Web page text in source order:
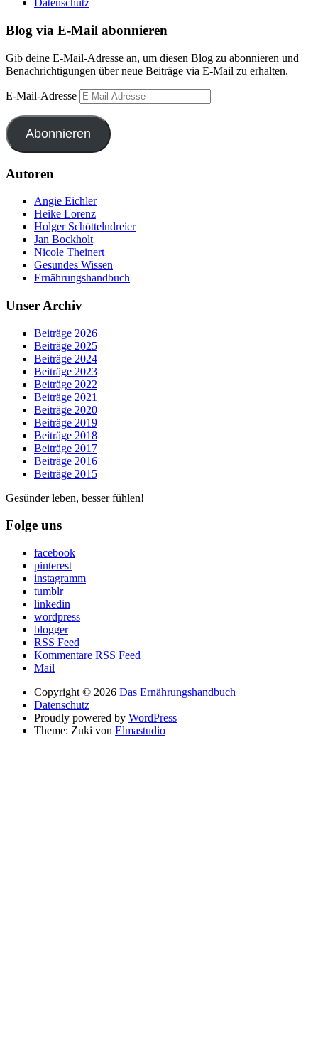
Datenschutz
Blog via E-Mail abonnieren
Gib deine E-Mail-Adresse an, um diesen Blog zu abonnieren und
Benachrichtigungen über neue Beiträge via E-Mail zu erhalten.
E-Mail-Adresse
Abonnieren
Autoren
Angie Eichler
Heike Lorenz
Holger Schöttelndreier
Jan Bockholt
Nicole Theinert
Gesundes Wissen
Ernährungshandbuch
Unser Archiv
Beiträge 2026
Beiträge 2025
Beiträge 2024
Beiträge 2023
Beiträge 2022
Beiträge 2021
Beiträge 2020
Beiträge 2019
Beiträge 2018
Beiträge 2017
Beiträge 2016
Beiträge 2015
Gesünder leben, besser fühlen!
Folge uns
facebook
pinterest
instagramm
tumblr
linkedin
wordpress
blogger
RSS Feed
Kommentare RSS Feed
Mail
Copyright © 2026 Das Ernährungshandbuch
Datenschutz
Proudly powered by WordPress
Theme: Zuki von Elmastudio